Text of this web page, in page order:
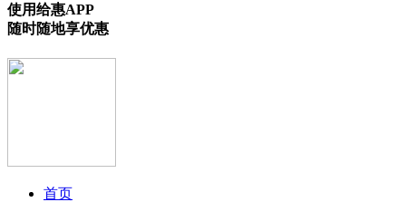
使用给惠APP
随时随地享优惠
首页